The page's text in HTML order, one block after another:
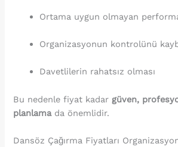
Ortama uygun olmayan
Organizasyonun kontrolünü
Davetlilerin rahatsız olması
Bu nedenle fiyat kadar güven,
planlamada önemlidir.
Dansöz Çağırma Fiyatları